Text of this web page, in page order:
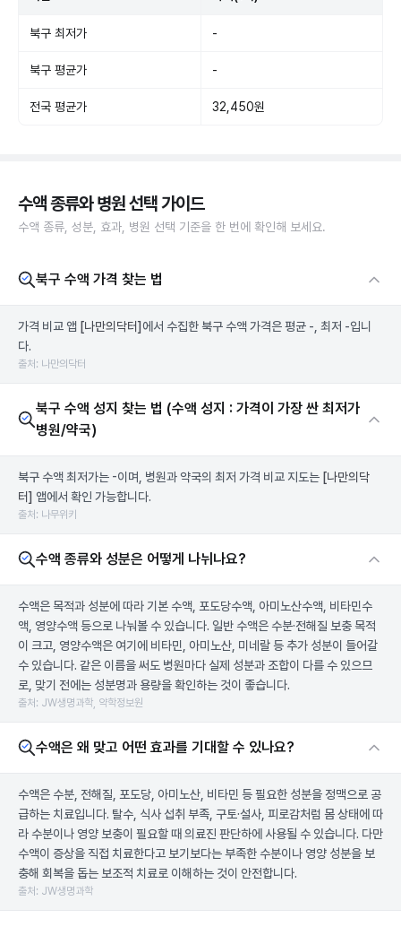
북구 최저가 -
북구 평균가 -
전국 평균가 32,450원
수액 종류와 병원 선택 가이드
수액 종류, 성분, 효과, 병원 선택 기준을 한 번에 확인해 보세요.
북구 수액 가격 찾는 법
가격 비교 앱 [나만의닥터] 에서 수집한 북구 수액 가격은 평균 -, 최저 -입니
다.
출처: 나만의닥터
북구 수액 성지 찾는 법 (수액 성지 : 가격이 가장 싼 최저가
병원/약국)
북구 수액 최저가는 -이며, 병원과 약국의 최저 가격 비교 지도는 [나만의닥
터] 앱에서 확인 가능합니다.
출처: 나무위키
수액 종류와 성분은 어떻게 나뉘나요?
수액은 목적과 성분에 따라 기본 수액, 포도당수액, 아미노산수액, 비타민수
액, 영양수액 등으로 나눠볼 수 있습니다. 일반 수액은 수분·전해질 보충 목적
이 크고, 영양수액은 여기에 비타민, 아미노산, 미네랄 등 추가 성분이 들어갈
수 있습니다. 같은 이름을 써도 병원마다 실제 성분과 조합이 다를 수 있으므
로, 맞기 전에는 성분명과 용량을 확인하는 것이 좋습니다.
출처: JW생명과학, 약학정보원
수액은 왜 맞고 어떤 효과를 기대할 수 있나요?
수액은 수분, 전해질, 포도당, 아미노산, 비타민 등 필요한 성분을 정맥으로 공
급하는 치료입니다. 탈수, 식사 섭취 부족, 구토·설사, 피로감처럼 몸 상태에 따
라 수분이나 영양 보충이 필요할 때 의료진 판단하에 사용될 수 있습니다. 다만
수액이 증상을 직접 치료한다고 보기보다는 부족한 수분이나 영양 성분을 보
충해 회복을 돕는 보조적 치료로 이해하는 것이 안전합니다.
출처: JW생명과학